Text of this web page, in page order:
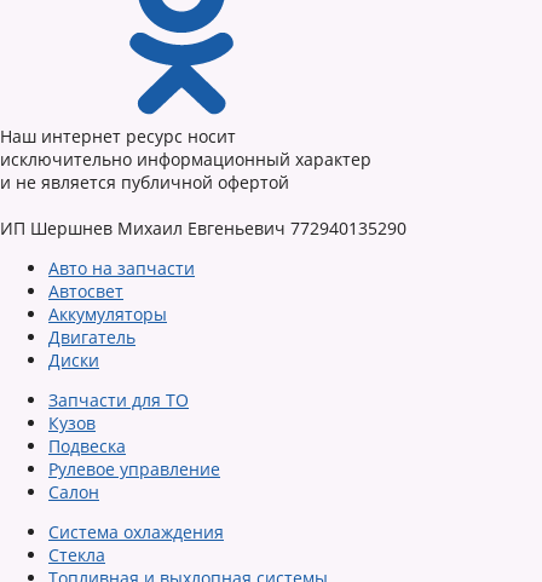
Наш интернет ресурс носит
исключительно информационный характер
и не является публичной офертой
ИП Шершнев Михаил Евгеньевич 772940135290
Авто на запчасти
Автосвет
Аккумуляторы
Двигатель
Диски
Запчасти для ТО
Кузов
Подвеска
Рулевое управление
Салон
Система охлаждения
Стекла
Топливная и выхлопная системы